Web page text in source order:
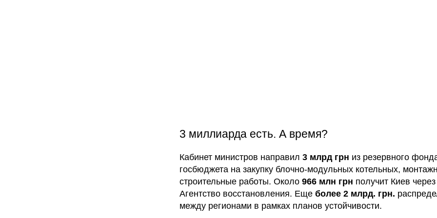
3 миллиарда есть. А время?
Кабинет министров направил 3 млрд грн из резервного
госбюджета на закупку блочно-модульных котельных,
строительные работы. Около 966 млн грн получит Киев через
Агентство восстановления. Еще более 2 млрд. грн.
между регионами в рамках планов устойчивости.